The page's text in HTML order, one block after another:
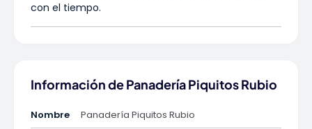
con el tiempo.
Información de Panadería Piquitos Rubio
Nombre
Panadería Piquitos Rubio